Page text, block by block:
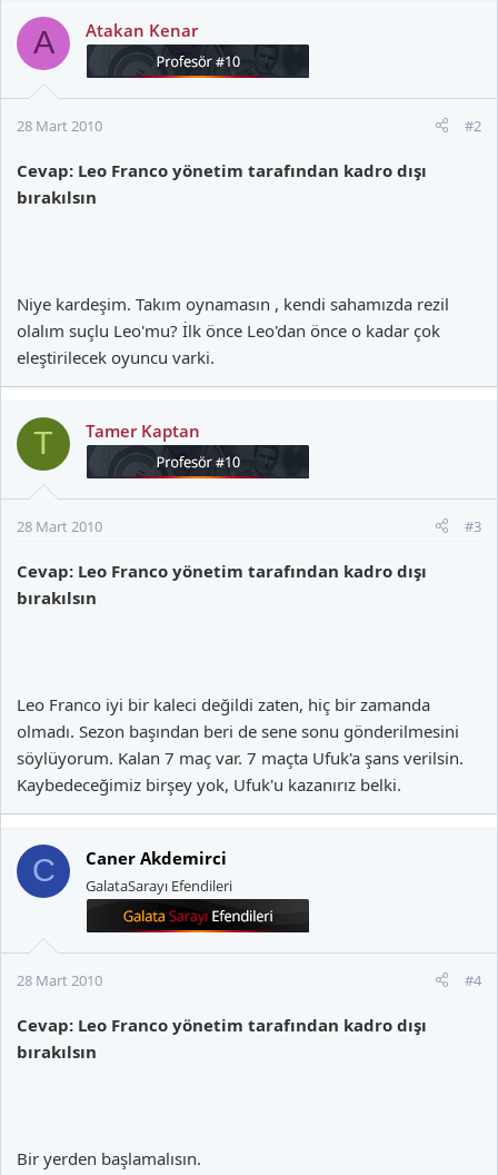
A Atakan Kenar
28 Mart 2010 #2
Cevap: Leo Franco yönetim tarafından kadro dışı
bırakılsın
Niye kardeşim. Takım oynamasın , kendi sahamızda rezil
olalım suçlu Leo'mu? İlk önce Leo'dan önce o kadar çok
eleştirilecek oyuncu varki.
T Tamer Kaptan
28 Mart 2010 #3
Cevap: Leo Franco yönetim tarafından kadro dışı
bırakılsın
Leo Franco iyi bir kaleci değildi zaten, hiç bir zamanda
olmadı. Sezon başından beri de sene sonu gönderilmesini
söylüyorum. Kalan 7 maç var. 7 maçta Ufuk'a şans verilsin.
Kaybedeceğimiz birşey yok, Ufuk'u kazanırız belki.
C Caner Akdemirci
GalataSarayı Efendileri
28 Mart 2010 #4
Cevap: Leo Franco yönetim tarafından kadro dışı
bırakılsın
Bir yerden başlamalısın.